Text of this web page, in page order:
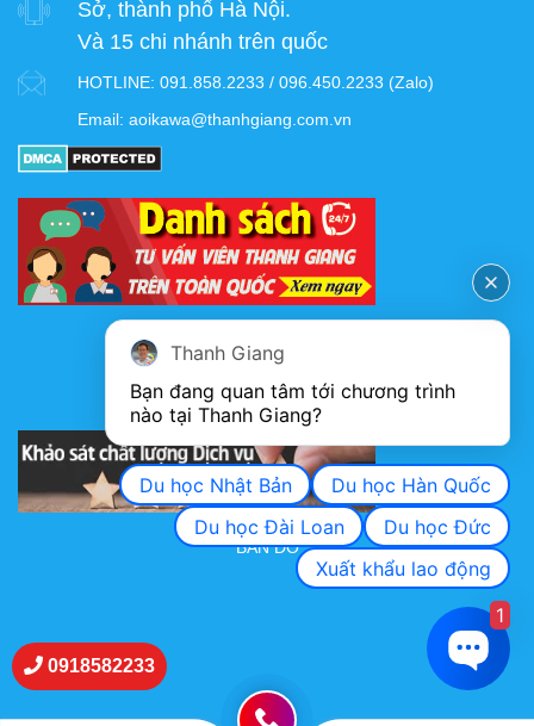
Sở, thành phố Hà Nội.
Và 15 chi nhánh trên quốc
HOTLINE: 091.858.2233 / 096.450.2233 (Zalo)
Email: aoikawa@thanhgiang.com.vn
KHẢO SÁT CHẤT LƯỢNG DỊCH VỤ
BẢN ĐỒ
0918582233
Thanh Giang
Bạn đang quan tâm tới chương trình
nào tại Thanh Giang?
Du học Nhật Bản
Du học Hàn Quốc
Du học Đài Loan
Du học Đức
Xuất khẩu lao động
1